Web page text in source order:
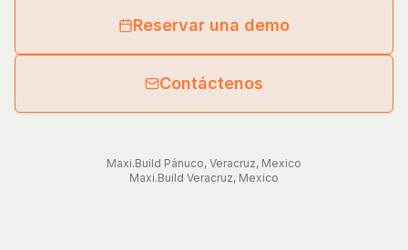
Reservar una demo
Contáctenos
Maxi.Build Pánuco, Veracruz, Mexico
Maxi.Build Veracruz, Mexico